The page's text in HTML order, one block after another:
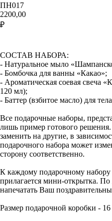
ПН017
2200,00
₽
СОСТАВ НАБОРА:
- Натуральное мыло
- Бомбочка для ванны «Какао»;
- Ароматическая соевая свеча
120 мл);
- Баттер (взбитое масло) для
Все подарочные наборы,
лишь пример готового
заменить на другие, в
подарочного набора может
сторону соответственно.
К каждому подарочному
прилагается мини-открытка.
напечатать Ваш
Размер подарочной коробки -